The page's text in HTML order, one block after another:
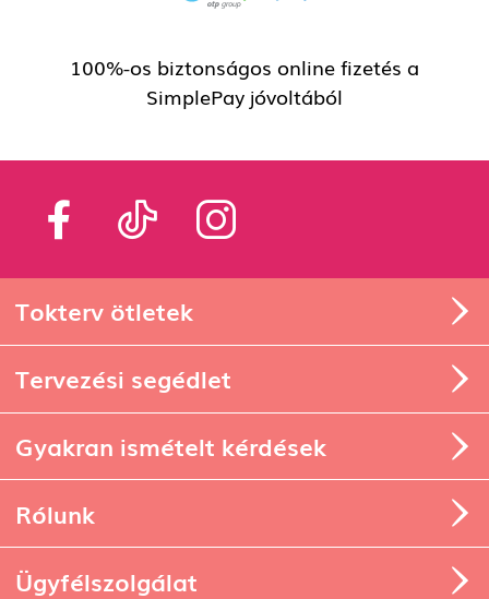
100%-os biztonságos online fizetés a
SimplePay jóvoltából
Tokterv ötletek
Tervezési segédlet
Gyakran ismételt kérdések
Rólunk
Ügyfélszolgálat